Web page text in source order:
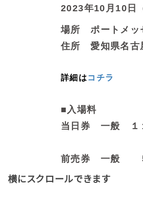
2023年10月10
場所 ポートメッ
住所 愛知県名古
詳細は コチラ
■入場料
当日券 一般 １
前売券 一般 ５
横にスクロールできます